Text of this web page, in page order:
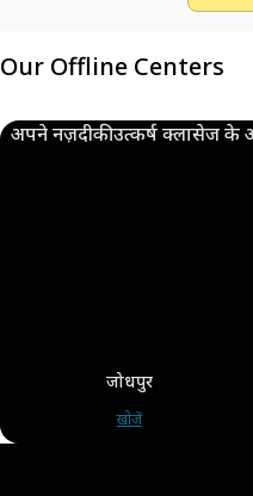
Our Offline Centers
अपने नज़दीकी उत्कर्ष क्लासेज
जोधपुर
खोजें